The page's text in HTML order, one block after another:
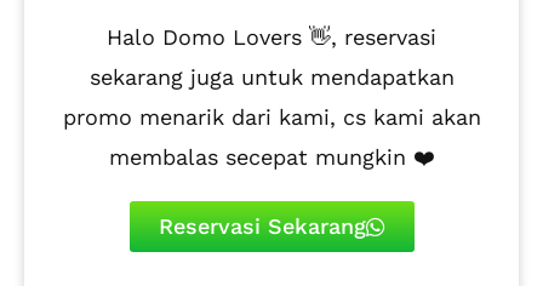
Halo Domo Lovers 👋, reservasi
sekarang juga untuk mendapatkan
promo menarik dari kami, cs kami akan
membalas secepat mungkin ❤️
Reservasi Sekarang